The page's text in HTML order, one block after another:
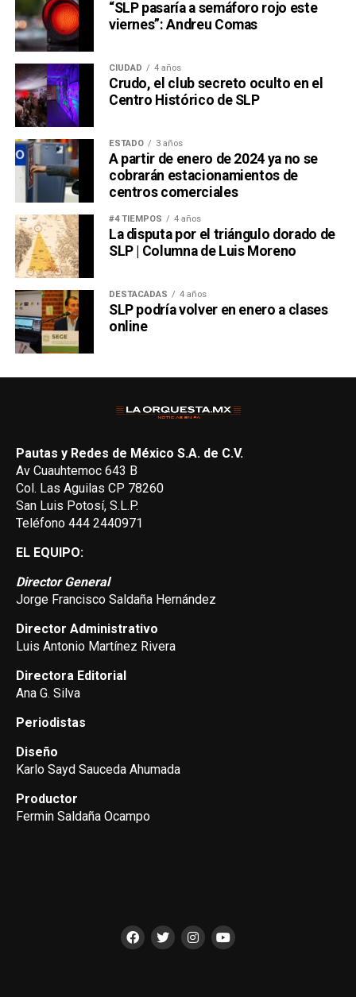
“SLP pasaría a semáforo rojo este
viernes”: Andreu Comas
CIUDAD 4 años
Crudo, el club secreto oculto en el
Centro Histórico de SLP
ESTADO 3 años
A partir de enero de 2024 ya no se
cobrarán estacionamientos de
centros comerciales
#4 TIEMPOS 4 años
La disputa por el triángulo dorado de
SLP | Columna de Luis Moreno
DESTACADAS 4 años
SLP podría volver en enero a clases
online
Pautas y Redes de México S.A. de C.V.
Av Cuauhtemoc 643 B
Col. Las Aguilas CP 78260
San Luis Potosí, S.L.P.
Teléfono 444 2440971
EL EQUIPO:
Director General
Jorge Francisco Saldaña Hernández
Director Administrativo
Luis Antonio Martínez Rivera
Directora Editorial
Ana G. Silva
Periodistas
Diseño
Karlo Sayd Sauceda Ahumada
Productor
Fermin Saldaña Ocampo